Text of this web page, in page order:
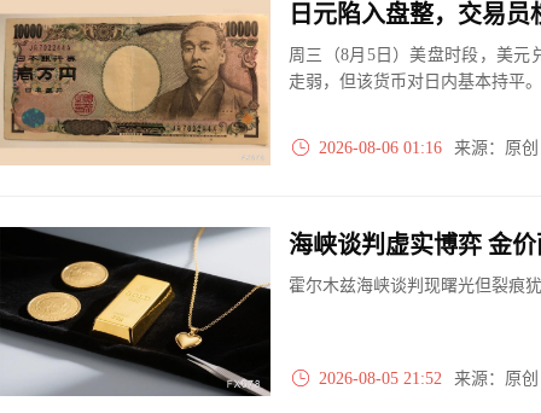
日元陷入盘整，交易
周三（8月5日）美盘时段，美元
走弱，但该货币对日内基本持平。
2026-08-06 01:16 来源：原
海峡谈判虚实博弈 金
霍尔木兹海峡谈判现曙光但裂痕
2026-08-05 21:52 来源：原